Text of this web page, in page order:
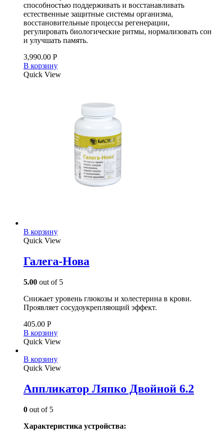
способностью поддерживать и восстанавливать
естественные защитные системы организма,
восстановительные процессы регенерации,
регулировать биологические ритмы, нормализовать сон
и улучшать память.
3,990.00 Р
В корзину
Quick View
В корзину
Quick View
Галега-Нова
5.00 out of 5
Снижает уровень глюкозы и холестерина в крови.
Проявляет сосудоукрепляющий эффект.
405.00 Р
В корзину
Quick View
В корзину
Quick View
Аппликатор Ляпко Двойной 6.2
0 out of 5
Характеристика устройства: